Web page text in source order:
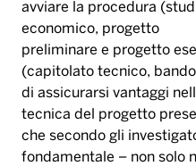
avviare la procedura
economico, progetto
preliminare e progetto
(capitolato tecnico,
di assicurarsi vantaggi
tecnica del progetto
che secondo gli
fondamentale – non solo